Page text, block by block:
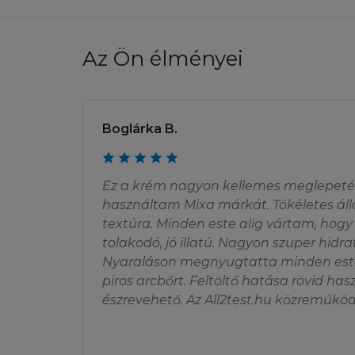
Az Ön élményei
Boglárka B.
Ez a krém nagyon kellemes
használtam Mixa márkát. Tökéletes
textúra. Minden este alig vártam,
tolakodó, jó illatú. Nagyon szuper
Nyaraláson megnyugtatta minden
piros arcbőrt. Feltöltő hatása rövid
észrevehető. Az All2test.hu
(i) Ön nem több
használatra, és
kívül Ön nem
computeres
honlap
információk
Honlap sem
harmadik félnek.
Amennyiben
vagy az Ön